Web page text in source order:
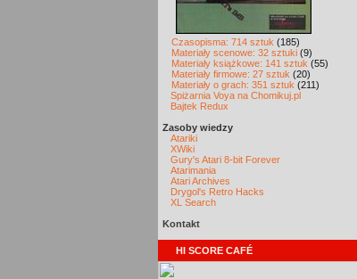
Czasopisma: 714 sztuk (185)
Materiały scenowe: 32 sztuki (9)
Materiały książkowe: 141 sztuk (55)
Materiały firmowe: 27 sztuk (20)
Materiały o grach: 351 sztuk (211)
Spiżarnia Voya na Chomikuj.pl
Bajtek Redux
Zasoby wiedzy
Atariki
XWiki
Gury's Atari 8-bit Forever
Atarimania
Atari Archives
Drygol's Retro Hacks
XL Search
Kontakt
HI SCORE CAFÉ